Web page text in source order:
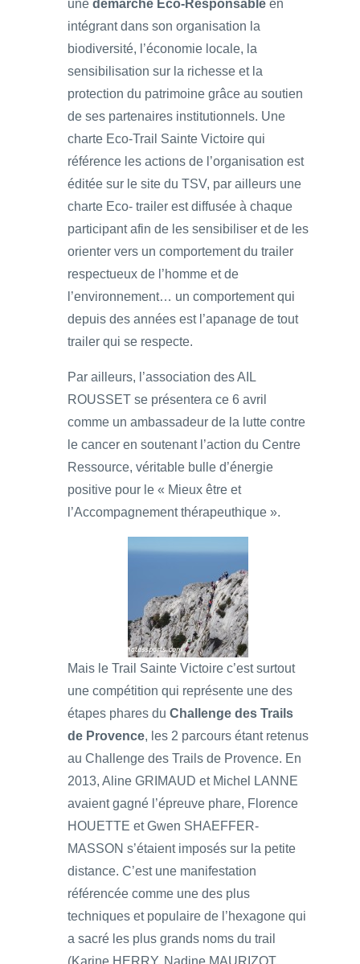
une démarche Eco-Responsable en
intégrant dans son organisation la
biodiversité, l’économie locale, la
sensibilisation sur la richesse et la
protection du patrimoine grâce au soutien
de ses partenaires institutionnels. Une
charte Eco-Trail Sainte Victoire qui
référence les actions de l’organisation est
éditée sur le site du TSV, par ailleurs une
charte Eco- trailer est diffusée à chaque
participant afin de les sensibiliser et de les
orienter vers un comportement du trailer
respectueux de l’homme et de
l’environnement… un comportement qui
depuis des années est l’apanage de tout
trailer qui se respecte.
Par ailleurs, l’association des AIL
ROUSSET se présentera ce 6 avril
comme un ambassadeur de la lutte contre
le cancer en soutenant l’action du Centre
Ressource, véritable bulle d’énergie
positive pour le « Mieux être et
l’Accompagnement thérapeuthique ».
Mais le Trail Sainte Victoire c’est surtout
une compétition qui représente une des
étapes phares du Challenge des Trails
de Provence, les 2 parcours étant retenus
au Challenge des Trails de Provence. En
2013, Aline GRIMAUD et Michel LANNE
avaient gagné l’épreuve phare, Florence
HOUETTE et Gwen SHAEFFER-
MASSON s’étaient imposés sur la petite
distance. C’est une manifestation
référencée comme une des plus
techniques et populaire de l’hexagone qui
a sacré les plus grands noms du trail